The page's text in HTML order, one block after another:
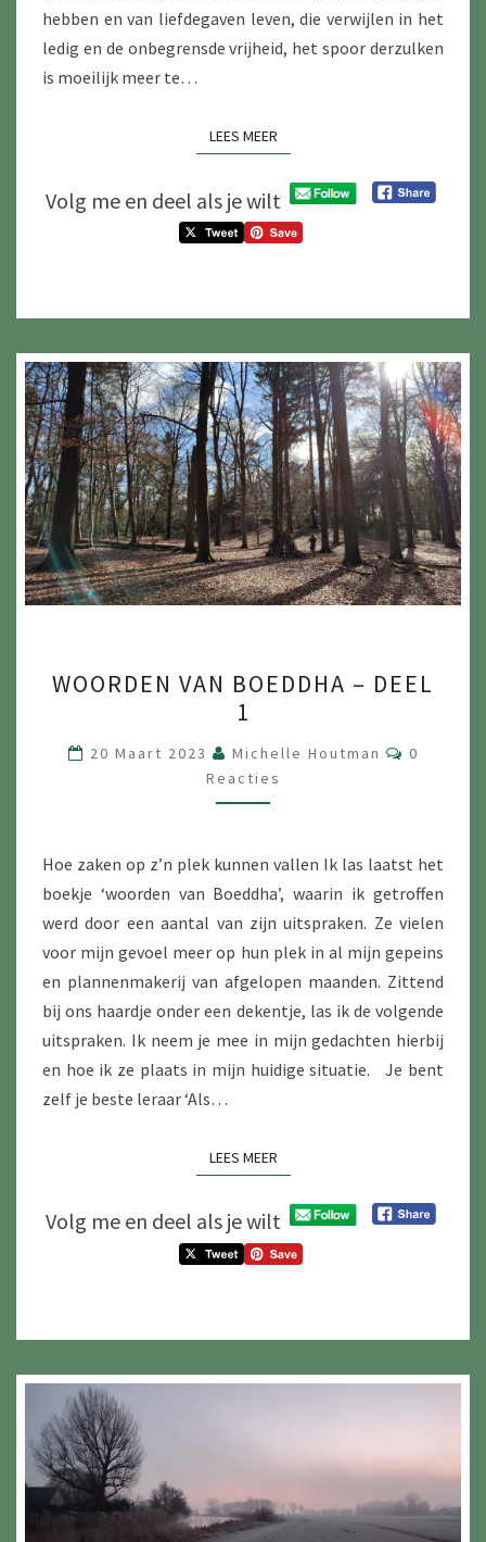
hebben en van liefdegaven leven, die verwijlen in het
ledig en de onbegrensde vrijheid, het spoor derzulken
is moeilijk meer te…
LEES MEERLEES MEER
Volg me en deel als je wilt
VAN
BOEDDHA
–
DEEL
1
WOORDEN VAN BOEDDHA – DEEL
1
20 Maart 2023 Michelle Houtman Reacties
0
Reacties
Hoe zaken op z’n plek kunnen vallen Ik las laatst het
boekje ‘woorden van Boeddha’, waarin ik getroffen
werd door een aantal van zijn uitspraken. Ze vielen
voor mijn gevoel meer op hun plek in al mijn gepeins
en plannenmakerij van afgelopen maanden. Zittend
bij ons haardje onder een dekentje, las ik de volgende
uitspraken. Ik neem je mee in mijn gedachten hierbij
en hoe ik ze plaats in mijn huidige situatie. Je bent
zelf je beste leraar ‘Als…
LEES MEERLEES MEER
Volg me en deel als je wilt